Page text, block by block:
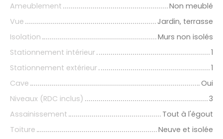
Ameublement
Non meublé
Vue
Jardin, terrasse
Isolation
Murs non isolés
Stationnement intérieur
1
Stationnement extérieur
1
Cave
Oui
Niveaux (RDC inclus)
3
Assainissement
Tout à l'égout
Toiture
Neuve et isolée